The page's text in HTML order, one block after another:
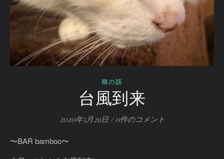
猫の話
台風到来
2020年5月29日 / 0件のコメント
〜BAR bamboo〜